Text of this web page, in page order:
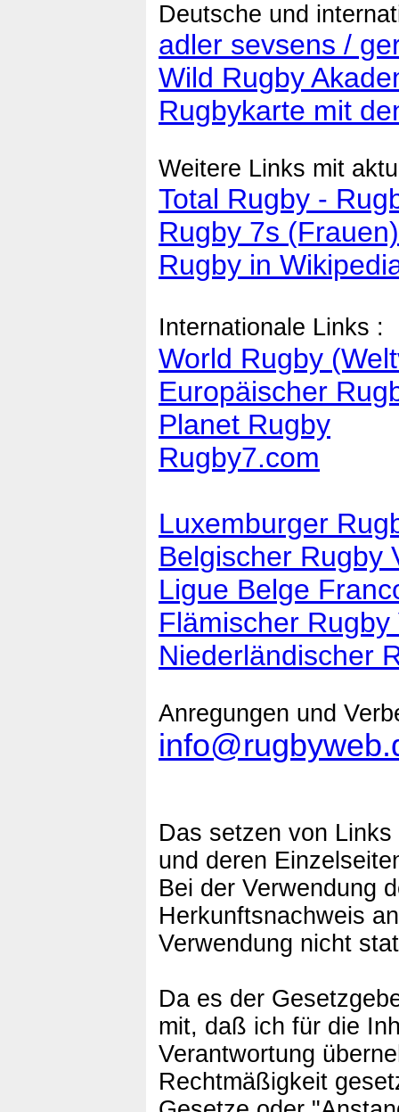
Deutsche und
adler sevsens /
Wild Rugby
Rugbykarte mit
Weitere Links mit
Total Rugby -
Rugby 7s (Frauen)
Rugby in
Internationale Links :
World Rugby
Europäischer
Planet Rugby
Rugby7.com
Luxemburger
Belgischer Rugby
Ligue Belge
Flämischer
Niederländischer
Anregungen und
Das setzen von
und deren
Bei der Verwendung
Herkunftsnachweis
Verwendung nicht
Da es der
mit, daß ich für die
Verantwortung
Rechtmäßigkeit